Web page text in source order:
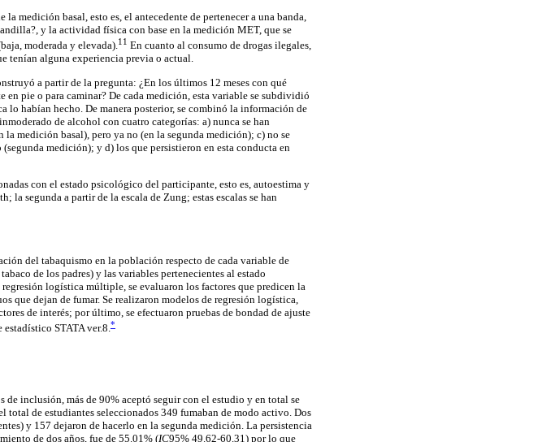
medición basal, esto es, el antecedente de pertenecer a una banda,
y la actividad física con base en la medición MET, que se
moderada y elevada).11 En cuanto al consumo de drogas ilegales,
tenían alguna experiencia previa o actual.
a partir de la pregunta: ¿En los últimos 12 meses con qué
pie o para caminar? De cada medición, esta variable se subdividió
lo habían hecho. De manera posterior, se combinó la información de
de alcohol con cuatro categorías: a) nunca se han
medición basal), pero ya no (en la segunda medición); c) no se
medición); y d) los que persistieron en esta conducta en
con el estado psicológico del participante, esto es, autoestima y
segunda a partir de la escala de Zung; estas escalas se han
del tabaquismo en la población respecto de cada variable de
de los padres) y las variables pertenecientes al estado
logística múltiple, se evaluaron los factores que predicen la
que dejan de fumar. Se realizaron modelos de regresión logística,
de interés; por último, se efectuaron pruebas de bondad de ajuste
STATA ver.8. *
inclusión, más de 90% aceptó seguir con el estudio y en total se
total de estudiantes seleccionados 349 fumaban de modo activo. Dos
y 157 dejaron de hacerlo en la segunda medición. La persistencia
de dos años, fue de 55.01% (IC95% 49.62-60.31) por lo que